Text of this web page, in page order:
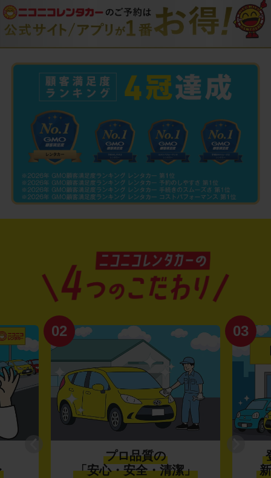
02
プロ品質の
「安心・安全・清潔」
03